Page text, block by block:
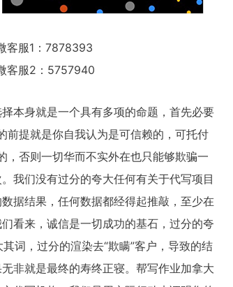
客服1：7878393
客服2：5757940
本身就是一个具有多项的命题，首先必要
前提就是你自我认为是可信赖的，可托付
，否则一切华而不实外在也只能够欺骗一
。我们没有过分的夸大任何有关于代写项目
数据结果，任何数据都经得起推敲，至少在
看来，诚信是一切成功的基石，过分的夸
其词，过分的渲染去“欺瞒”客户，导致的结
非就是最终的寿终正寝。帮写作业加拿大